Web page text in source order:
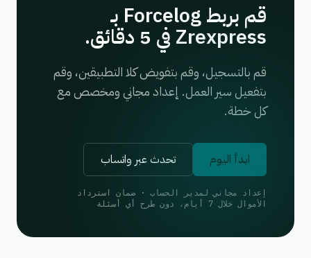
قم بربط Forcelog بـ
Zrexpress في 5 دقائق.
قم بالتسجيل، وقم بتفويض كلا التطبيقين، وقم
بتفعيل سير العمل. إعداد مجاني ومخصص مع
كل خطة.
ابدأ اليوم تحدث عبر واتساب
إعداد مجاني لمدير الحساب · ضمان استرداد
الأموال خلال 7 أيام، دون طرح أي أسئلة